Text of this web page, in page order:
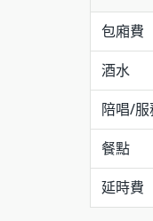
包廂費
酒水
陪唱/服
餐點
延時費